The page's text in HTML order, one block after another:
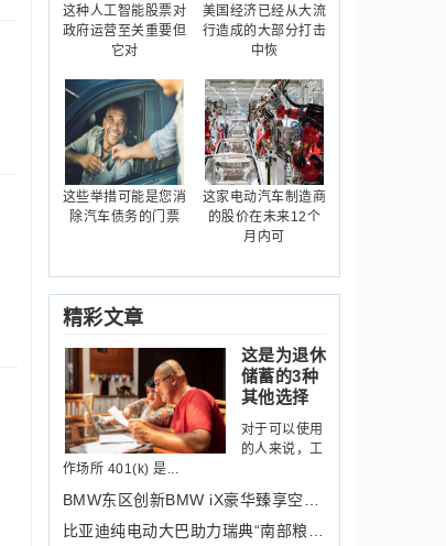
这种人工智能股票对
政府运营至关重要但
它对
美国经济已经从大流
行造成的大部分打击
中恢
这些举措可能是您消
除汽车债务的门票
这家电动汽车制造商
的股价在未来12个
月内可
精彩文章
这是为退休
储蓄的3种
其他选择
对于可以使用
的人来说，工
作场所 401(k) 是...